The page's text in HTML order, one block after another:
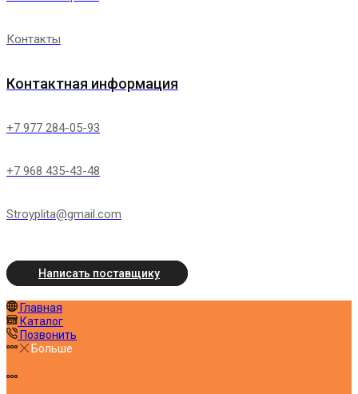
Контакты
Контактная информация
+7 977 284-05-93
+7 968 435-43-48
Stroyplita@gmail.com
Написать поставщику
Главная
Каталог
Позвонить
Больше